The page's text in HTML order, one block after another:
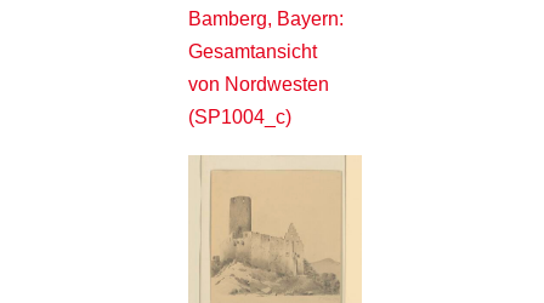
Bamberg, Bayern:
Gesamtansicht
von Nordwesten
(SP1004_c)